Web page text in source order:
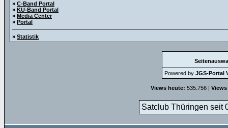
» C-Band Portal
» KU-Band Portal
» Media Center
» Portal
» Statistik
Powered by JGS-Portal
Views heute: 535.756 |
Satclub Thüringen seit